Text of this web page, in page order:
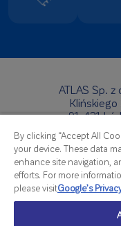
ATLAS Sp. z
Klińskiego
91-421
E-
By clicking “Accept All
your device. These data
enhance site navigation,
efforts. For more
please visitGoogle’s